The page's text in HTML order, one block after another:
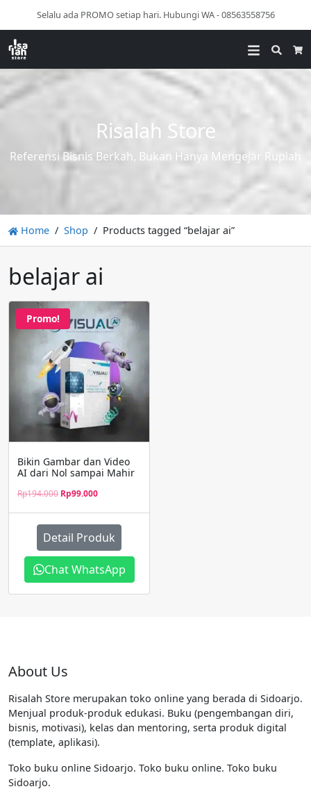
Selalu ada PROMO setiap hari. Hubungi WA - 08563558756
Risalah Store
Referensi Bisnis Berkah, Bukan Hanya Mengejar Rupiah
Home Shop Products tagged “belajar ai”
belajar ai
Promo!
Bikin Gambar dan Video
AI dari Nol sampai Mahir
Rp194.000 Original
Rp99.000Current
Rp99.000.
Detail Produk
Chat WhatsApp
About Us
Risalah Store merupakan toko online yang berada di Sidoarjo.
Menjual produk-produk edukasi. Buku (pengembangan diri,
bisnis, motivasi), kelas dan mentoring, serta produk digital
(template, aplikasi).
Toko buku online Sidoarjo. Toko buku online. Toko buku
Sidoarjo.